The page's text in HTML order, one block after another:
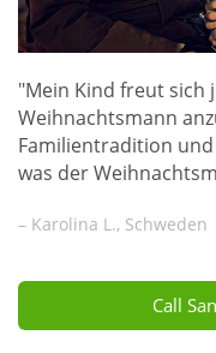
"Mein Kind freut sich
Weihnachtsmann
Familientradition
was der
– Karolina L., Schweden
Call